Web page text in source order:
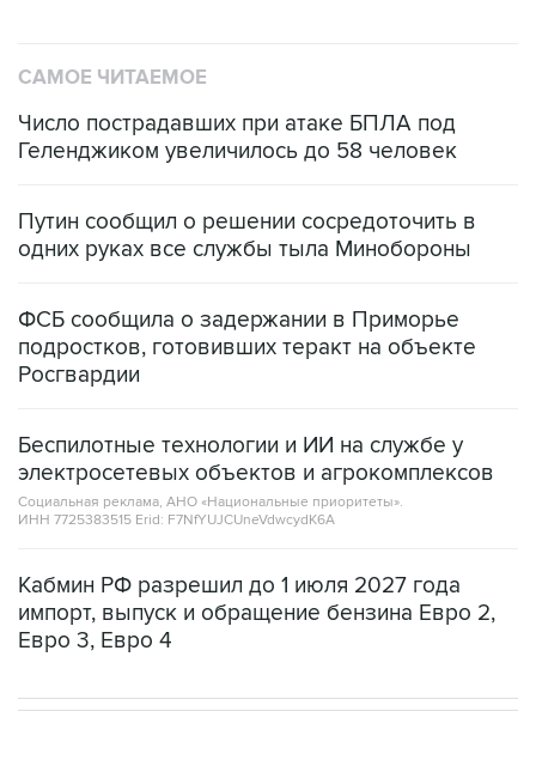
САМОЕ ЧИТАЕМОЕ
Число пострадавших при атаке БПЛА под
Геленджиком увеличилось до 58 человек
Путин сообщил о решении сосредоточить в
одних руках все службы тыла Минобороны
ФСБ сообщила о задержании в Приморье
подростков, готовивших теракт на объекте
Росгвардии
Беспилотные технологии и ИИ на службе у
электросетевых объектов и агрокомплексов
Социальная реклама, АНО «Национальные приоритеты».
ИНН 7725383515 Erid: F7NfYUJCUneVdwcydK6A
Кабмин РФ разрешил до 1 июля 2027 года
импорт, выпуск и обращение бензина Евро 2,
Евро 3, Евро 4